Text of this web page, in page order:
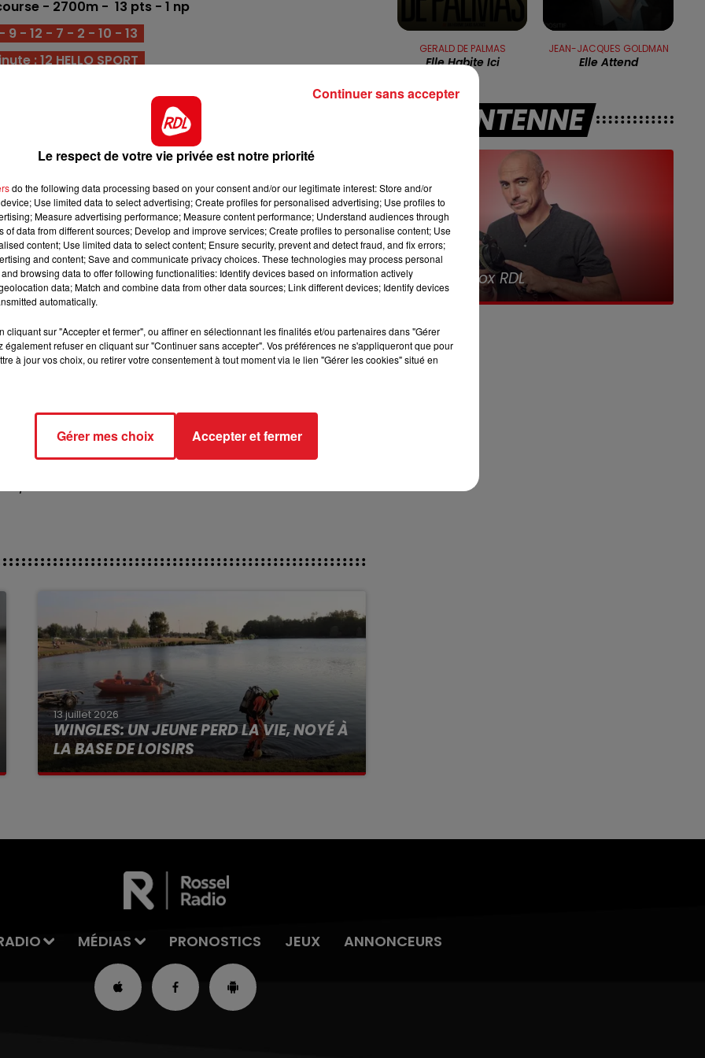
12h00 - 13h00
RDL & VOUS LES APRÈS-MIDI QUI CHANTENT
- 2700m - 13 pts - 1 np
9 - 12 - 7 - 2 - 10 - 13
: 12 HELLO SPORT
pas le voir à la 3éme place d'un quinté à 32/1.
nus et idéalement engagé.
s'imposant devant hello sport et hold up du digeon. La
se répéter à l'arrivée du quinté.
en étant deférré des 4 pieds, et fait preuve de
C'est un très bon pont d'appui.
montrant sa forme du moment. Là-dessus, il devrait
premiers.
cette année, mais le fait de revenir sur Vincennes,
il a une chance à défendre.
novembre, mais sera aujourd'hui sans ses fers. Pour
crédit.
depuis le printemps, et a aussi été arrété pendant 3
à la 4/5éme place.
des pistes :
/
13 juillet 2026
WINGLES: UN JEUNE PERD LA VIE, NOYÉ À
LA BASE DE LOISIRS
La victime a coulé à pic
GERALD DE PALMAS
Elle Habite Ici
JEAN-JACQUES GOLDMAN
Elle Attend
A L'ANTENNE
13h00 - 16h00
Les Après-midi qui chantent
16h00 - 19h00
Le Jukebox RDL
MÉDIAS PRONOSTICS JEUX ANNONCEURS
Le respect de votre vie privée est notre priorité
do the following data processing based on your consent and/or our legitimate interest: Store and/or
Use limited data to select advertising; Create profiles for personalised advertising; Use profiles to
Measure advertising performance; Measure content performance; Understand audiences through
of data from different sources; Develop and improve services; Create profiles to personalise content; Use
content; Use limited data to select content; Ensure security, prevent and detect fraud, and fix errors;
and content; Save and communicate privacy choices. These technologies may process personal
browsing data to offer following functionalities: Identify devices based on information actively
data; Match and combine data from other data sources; Link different devices; Identify devices
automatically.
cliquant sur "Accepter et fermer", ou affiner en sélectionnant les finalités et/ou partenaires dans "Gérer
également refuser en cliquant sur "Continuer sans accepter". Vos préférences ne s'appliqueront que pour
à jour vos choix, ou retirer votre consentement à tout moment via le lien "Gérer les cookies" situé en
Gérer mes choix Accepter et fermer
Continuer sans accepter